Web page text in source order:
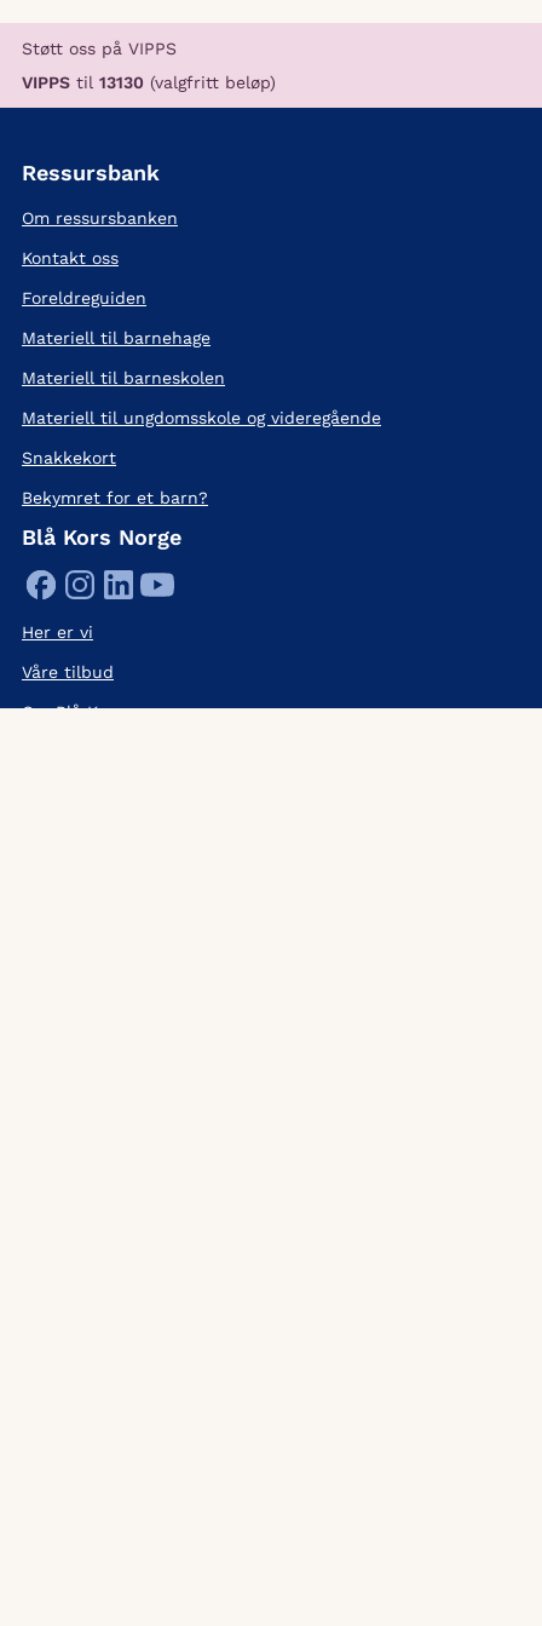
Støtt oss på VIPPS
VIPPS til 13130 (valgfritt beløp)
Ressursbank
Om ressursbanken
Kontakt oss
Foreldreguiden
Materiell til barnehage
Materiell til barneskolen
Materiell til ungdomsskole og videregående
Snakkekort
Bekymret for et barn?
Blå Kors Norge
Her er vi
Våre tilbud
Om Blå Kors